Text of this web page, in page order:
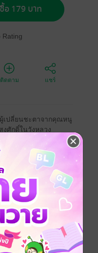
ซื้อ 179 บาท
Rating
ติดตาม แชร์
ผู้เปลี่ยนชะตาจากคุณหนู
งศักดิ์ในวังหลวง
ยงคนตัดเย็บเสื้อผ้าใน
งลิ่ง" ข้าราชสำนัก
ดของวังหลวง ทว่า
นในช่วงเทศกาลล่าปา
โหวใกล้สิ้นใจ จึงส่งคน
งปรากฏว่าเป็นบิดา
นในจวนจึงพาครอบครัว
งทางกลับถูกโจรป่า
ายจากกันตลอดกาล...